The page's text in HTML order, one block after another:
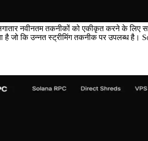
नवीनतम तकनीकों को एकीकृत करने के लिए
जो कि उन्नत स्ट्रीमिंग तकनीक पर उपलब्ध है।